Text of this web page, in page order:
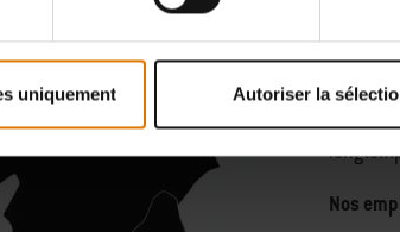
uniquement Autoriser la
Nos